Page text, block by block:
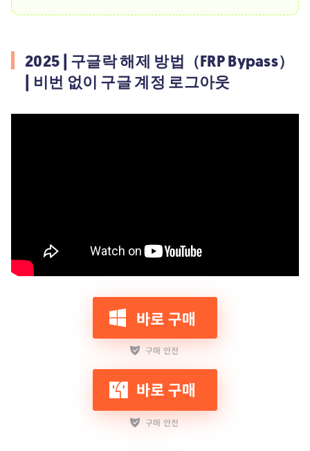
2025 | 구글락 해제 방법（FRP Bypass）
| 비번 없이 구글 계정 로그아웃